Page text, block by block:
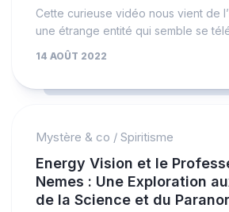
Cette curieuse vidéo nous vient de
une étrange entité qui semble se
14 AOÛT 2022
Mystère & co / Spiritisme
Energy Vision et le
Nemes : Une Exploration
de la Science et du